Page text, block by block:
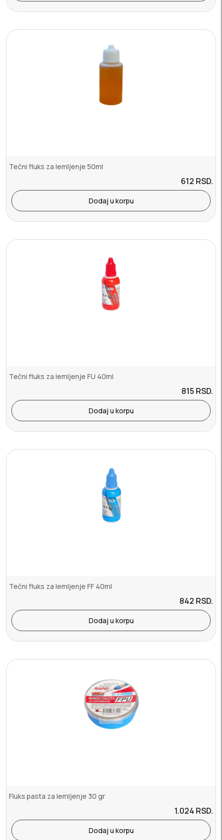
Tečni fluks za lemljenje 50ml
612 RSD.
Dodaj u korpu
Tečni fluks za lemljenje FU 40ml
815 RSD.
Dodaj u korpu
Tečni fluks za lemljenje FF 40ml
842 RSD.
Dodaj u korpu
Fluks pasta za lemljenje 30 gr
1.024 RSD.
Dodaj u korpu